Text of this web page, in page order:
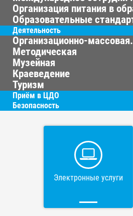
Организация питания в
Образовательные
Деятельность
Организационно-
Методическая
Музейная
Краеведение
Туризм
Приём в ЦДО
Безопасность
Электронные услуги